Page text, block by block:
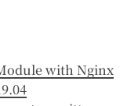
with Nginx